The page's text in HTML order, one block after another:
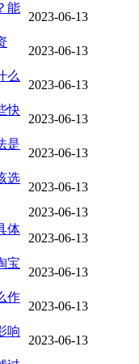
能
2023-06-13
2023-06-13
么
2023-06-13
快
2023-06-13
是
2023-06-13
选
2023-06-13
2023-06-13
体
2023-06-13
宝
2023-06-13
作
2023-06-13
响
2023-06-13